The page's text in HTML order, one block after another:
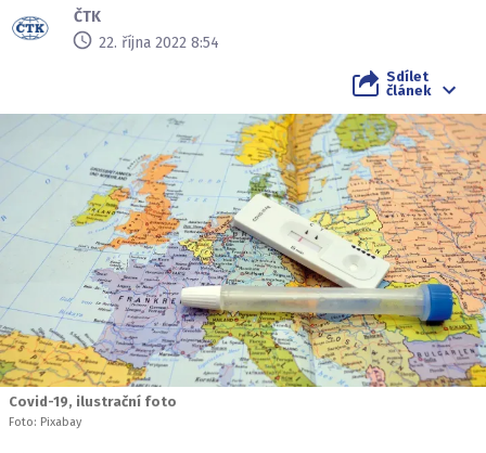
ČTK
22. října 2022 8:54
Sdílet
článek
Covid-19, ilustrační foto
Foto: Pixabay